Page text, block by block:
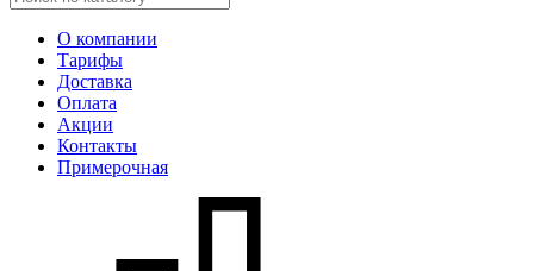
О компании
Тарифы
Доставка
Оплата
Акции
Контакты
Примерочная